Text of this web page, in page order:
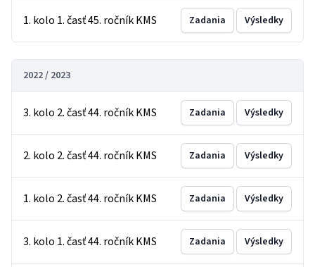
1. kolo 1. časť 45. ročník KMS Zadania Výsledky
2022 / 2023
3. kolo 2. časť 44. ročník KMS Zadania Výsledky
2. kolo 2. časť 44. ročník KMS Zadania Výsledky
1. kolo 2. časť 44. ročník KMS Zadania Výsledky
3. kolo 1. časť 44. ročník KMS Zadania Výsledky